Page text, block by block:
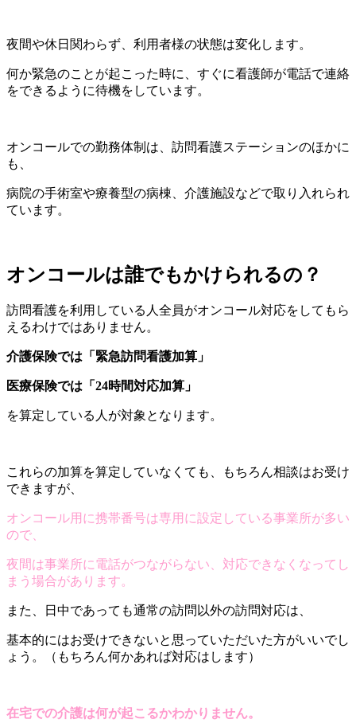
夜間や休日関わらず、利用者様の状態は変化します。
何か緊急のことが起こった時に、すぐに看護師が電話で連絡
をできるように待機をしています。
オンコールでの勤務体制は、訪問看護ステーションのほかに
も、
病院の手術室や療養型の病棟、介護施設などで取り入れられ
ています。
オンコールは誰でもかけられるの？
訪問看護を利用している人全員がオンコール対応をしてもら
えるわけではありません。
介護保険では「緊急訪問看護加算」
医療保険では「24時間対応加算」
を算定している人が対象となります。
これらの加算を算定していなくても、もちろん相談はお受け
できますが、
オンコール用に携帯番号は専用に設定している事業所が多い
ので、
夜間は事業所に電話がつながらない、対応できなくなってし
まう場合があります。
また、日中であっても通常の訪問以外の訪問対応は、
基本的にはお受けできないと思っていただいた方がいいでし
ょう。（もちろん何かあれば対応はします）
在宅での介護は何が起こるかわかりません。